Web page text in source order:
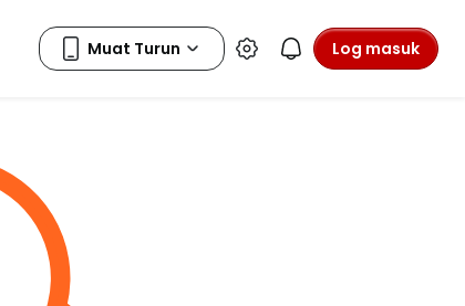
Log masuk